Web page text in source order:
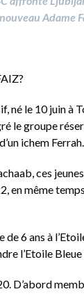
Adame
né le 10 juin à
le groupe
ichem Ferrah.
ces
en même
de 6 ans à
l’Etoile
D’abord